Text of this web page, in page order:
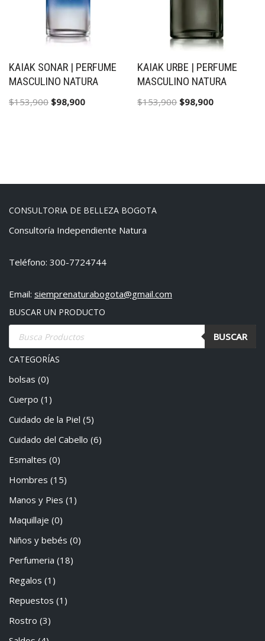
KAIAK SONAR | PERFUME
MASCULINO NATURA
$153,900 $98,900
KAIAK URBE | PERFUME
MASCULINO NATURA
$153,900 $98,900
CONSULTORIA DE BELLEZA BOGOTA
Consultoría Independiente Natura
Teléfono: 300-7724744
Email: siemprenaturabogota@gmail.com
BUSCAR UN PRODUCTO
BUSCAR
CATEGORÍAS
bolsas (0)
Cuerpo (1)
Cuidado de la Piel (5)
Cuidado del Cabello (6)
Esmaltes (0)
Hombres (15)
Manos y Pies (1)
Maquillaje (0)
Niños y bebés (0)
Perfumeria (18)
Regalos (1)
Repuestos (1)
Rostro (3)